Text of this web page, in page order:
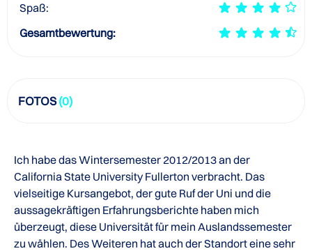
Spaß:
Gesamtbewertung:
FOTOS(0)
Ich habe das Wintersemester 2012/2013 an der
California State University Fullerton verbracht. Das
vielseitige Kursangebot, der gute Ruf der Uni und die
aussagekräftigen Erfahrungsberichte haben mich
überzeugt, diese Universität für mein Auslandssemester
zu wählen. Des Weiteren hat auch der Standort eine sehr